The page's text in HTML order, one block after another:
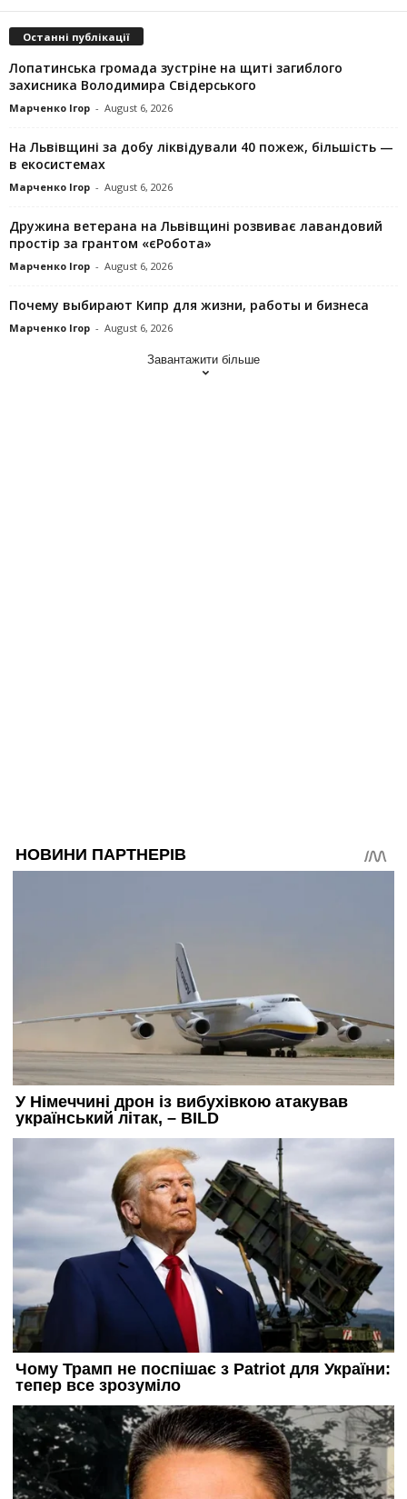
Останні публікації
Лопатинська громада зустріне на щиті загиблого
захисника Володимира Свідерського
Марченко Ігор - August 6, 2026
На Львівщині за добу ліквідували 40 пожеж, більшість —
в екосистемах
Марченко Ігор - August 6, 2026
Дружина ветерана на Львівщині розвиває лавандовий
простір за грантом «єРобота»
Марченко Ігор - August 6, 2026
Почему выбирают Кипр для жизни, работы и бизнеса
Марченко Ігор - August 6, 2026
Завантажити більше